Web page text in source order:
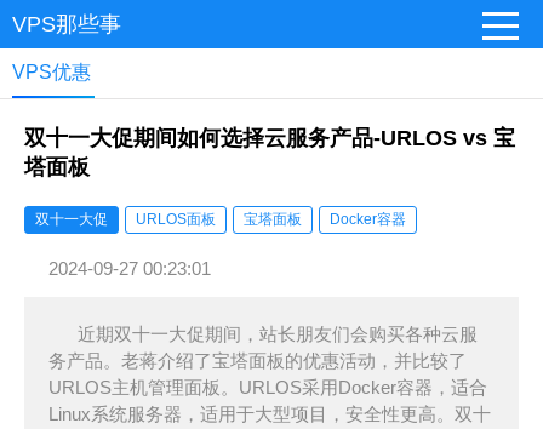
VPS那些事
VPS优惠
双十一大促期间如何选择云服务产品-URLOS vs 宝
塔面板
双十一大促 URLOS面板 宝塔面板 Docker容器
2024-09-27 00:23:01
近期双十一大促期间，站长朋友们会购买各种云服
务产品。老蒋介绍了宝塔面板的优惠活动，并比较了
URLOS主机管理面板。URLOS采用Docker容器，适合
Linux系统服务器，适用于大型项目，安全性更高。双十